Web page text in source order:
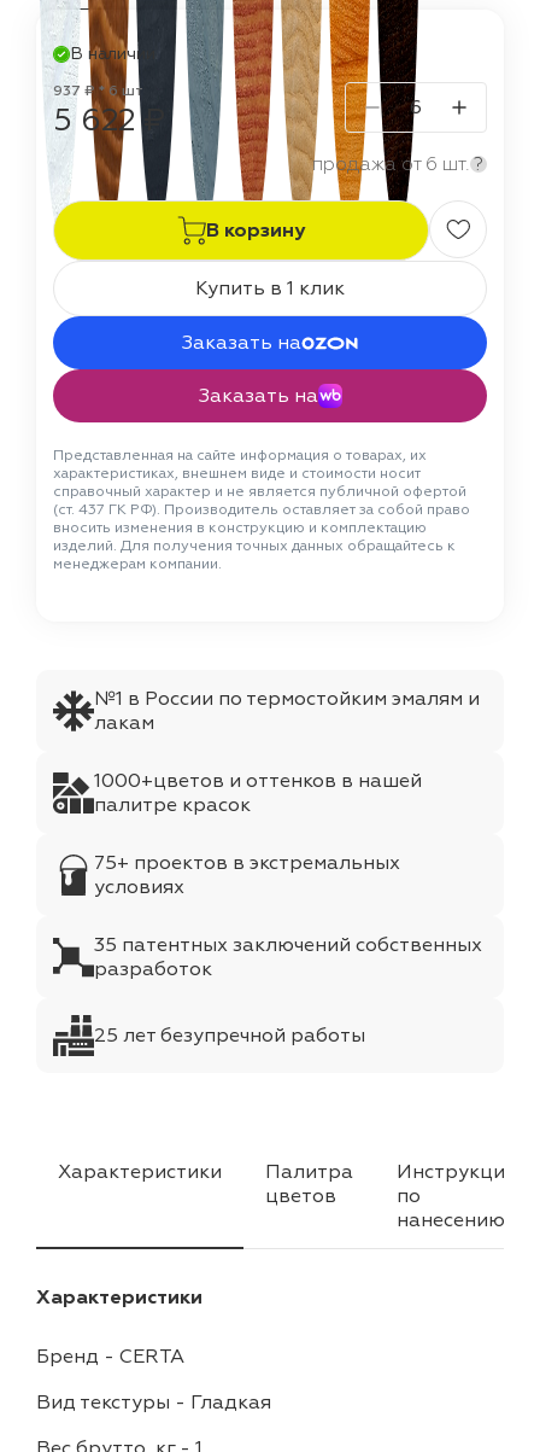
В наличии
937 ₽ * 6 шт
5 622 ₽
продажа от 6 шт. ?
В корзину
Купить в 1 клик
Заказать на
Заказать на
Представленная на сайте информация о товарах, их
характеристиках, внешнем виде и стоимости носит
справочный характер и не является публичной офертой
(ст. 437 ГК РФ). Производитель оставляет за собой право
вносить изменения в конструкцию и комплектацию
изделий. Для получения точных данных обращайтесь к
менеджерам компании.
№1 в России по термостойким эмалям и
лакам
1000+цветов и оттенков в нашей
палитре красок
75+ проектов в экстремальных
условиях
35 патентных заключений собственных
разработок
25 лет безупречной работы
Характеристики
Палитра
цветов
Инструкция
по
нанесению
Характеристики
Бренд - CERTA
Вид текстуры - Гладкая